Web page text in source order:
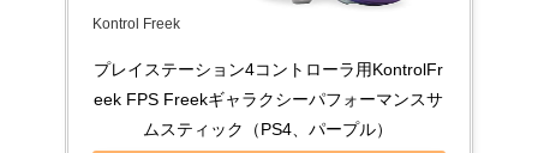
Kontrol Freek
プレイステーション4コントローラ用KontrolFr
eek FPS Freekギャラクシーパフォーマンスサ
ムスティック（PS4、パープル）